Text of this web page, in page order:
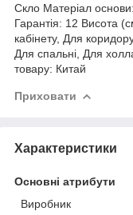
Скло Матеріал
Гарантія: 12 Висота
кабінету, Для
Для спальні, Для
товару: Китай
Приховати
Характеристики
Основні атрибути
Виробник